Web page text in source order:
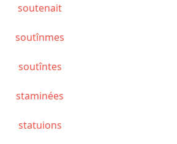
soutenait
soutînmes
soutîntes
staminées
statuions